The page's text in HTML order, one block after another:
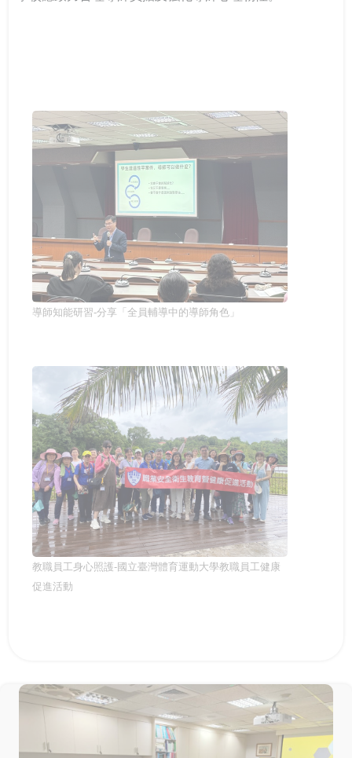
導師知能研習-分享「全員輔導中的導師角色」
教職員工身心照護-國立臺灣體育運動大學教職員工健康
促進活動